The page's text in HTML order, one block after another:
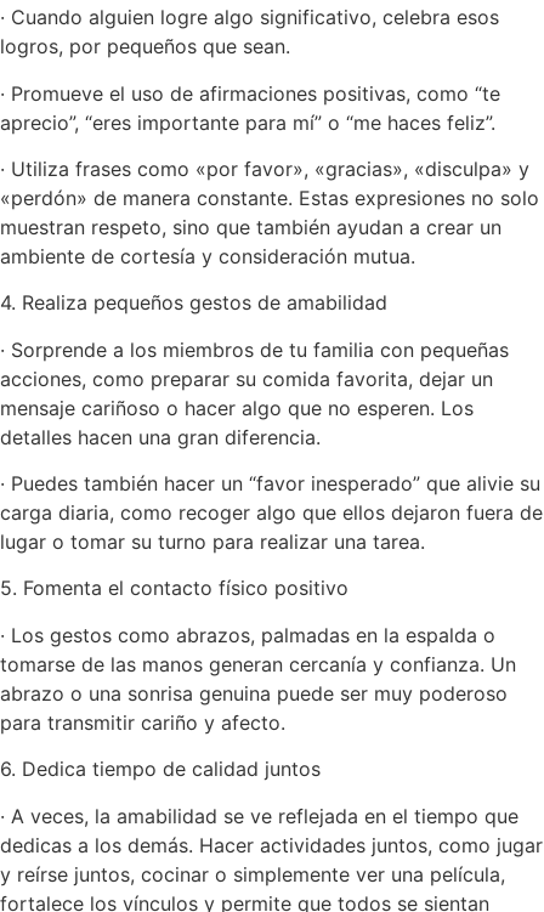
· Cuando alguien logre algo significativo, celebra esos
logros, por pequeños que sean.
· Promueve el uso de afirmaciones positivas, como “te
aprecio”, “eres importante para mí” o “me haces feliz”.
· Utiliza frases como «por favor», «gracias», «disculpa» y
«perdón» de manera constante. Estas expresiones no solo
muestran respeto, sino que también ayudan a crear un
ambiente de cortesía y consideración mutua.
4. Realiza pequeños gestos de amabilidad
· Sorprende a los miembros de tu familia con pequeñas
acciones, como preparar su comida favorita, dejar un
mensaje cariñoso o hacer algo que no esperen. Los
detalles hacen una gran diferencia.
· Puedes también hacer un “favor inesperado” que alivie su
carga diaria, como recoger algo que ellos dejaron fuera de
lugar o tomar su turno para realizar una tarea.
5. Fomenta el contacto físico positivo
· Los gestos como abrazos, palmadas en la espalda o
tomarse de las manos generan cercanía y confianza. Un
abrazo o una sonrisa genuina puede ser muy poderoso
para transmitir cariño y afecto.
6. Dedica tiempo de calidad juntos
· A veces, la amabilidad se ve reflejada en el tiempo que
dedicas a los demás. Hacer actividades juntos, como jugar
y reírse juntos, cocinar o simplemente ver una película,
fortalece los vínculos y permite que todos se sientan